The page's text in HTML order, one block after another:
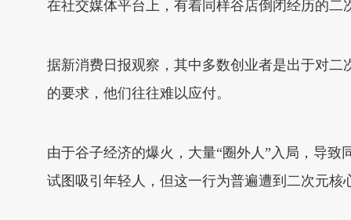
在社交媒体平台上，有着同样谷店倒闭经历的二
据新消费日报观察，其中多数创业者是出于对
的要求，他们往往难以应付。
由于谷子经济的爆火，大量“圈外人”入局，导
试图吸引年轻人，但这一行为普遍遭到二次元